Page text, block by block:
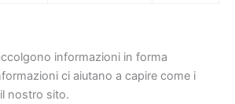
informazioni in forma
ci aiutano a capire come i
nostro sito.